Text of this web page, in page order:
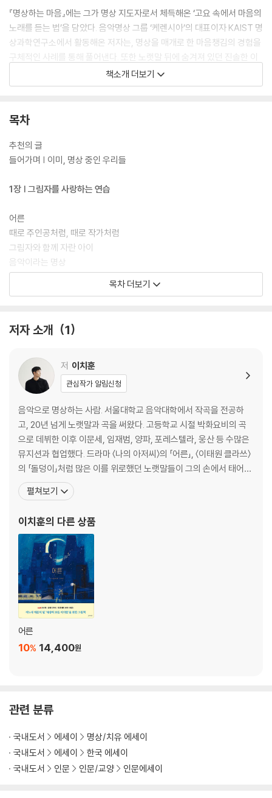
『명상하는 마음』에는 그가 명상 지도자로서 체득해온 ‘고요 속에서 마음의
노래를 듣는 법’을 담았다. 음악명상 그룹 ‘케렌시아’의 대표이자 KAIST 명
상과학연구소에서 활동해온 저자는, 명상을 매개로 한 마음챙김의 경험을
구체적인 사례를 통해 풀어낸다. 또한 노랫말 뒤에 숨겨져 있던 진솔한 이
야기와 함께, 일상에서 바로 실천 가능한 명상 방법을 제시한다. 특히 책에
는 저자가 직접 녹음한 명상 가이드와 ‘케렌시아’의 플레이리스트가 수록
있도록 구성했다. 쉴 새 없이 흔들리는 일상 속에서 중심을 잃어가는 이들
는 책이다.
그의 노랫말처럼 아름답고 단단하게 적혀 있다.” _최인아(최인아책방 대
“마음이 무너진 당신에게, 삶의 혜안을 원하는 당신에게
기꺼이 이 책을 권하고 싶습니다.” _곽정은(한양대학교 상담심리대학원
겸임교수, 작가)
책소개 더보기
목차
추천의 글
들어가며 | 이미, 명상 중인 우리들
1장 | 그림자를 사랑하는 연습
어른
때로 주인공처럼, 때로 작가처럼
그림자와 함께 자란 아이
음악이라는 명상
소풍객
어른이를 위한 자장가
2장 | 내 안의 고요에 가닿는 길
어쩌다, 명상 선생님
명상이라는 다의어
나에게로의 첫 질문
돌아와요, ‘지금 여기’에
잠시, 멈춰 설게요
자세만으로, 호흡만으로, 미소만으로
이름을 붙여주세요
미움 분해 공식
애씀 없는 노력
나를 기다리는 시간
마음을 마음만으로 어쩌지 못할 때
어떤 것도 내가 아니야
[명상 가이드 2] 본래의 나로 회복하기
3장 | 삶이 가르쳐준 명상법
너무 살고 싶을 때, 우리는 죽고 싶다 말합니다
나의 감정에 친절해지는 연습
오늘도 어제에 3분의 2를 베어 먹혔습니다
나의 케렌시아
무감각 인간이 목적은 아니었습니다만
목차 더보기
저자 소개 1
저 이치훈
관심작가 알림신청
음악으로 명상하는 사람. 서울대학교 음악대학에서 작곡을 전공하
고, 20년 넘게 노랫말과 곡을 써왔다. 고등학교 시절 박화요비의 곡
으로 데뷔한 이후 이문세, 임재범, 양파, 포레스텔라, 웅산 등 수많은
뮤지션과 협업했다. 드라마 〈나의 아저씨〉의 「어른」, 〈이태원 클라쓰〉
의 「돌덩이」처럼 많은 이를 위로했던 노랫말들이 그의 손에서 태어났
다. 오랜 시간 음악을 만들며 내면의 눈으로 자신과 세상을 들여다보
는 과정에서 자연스럽게 명상을 만났다. 이후 음악과 명상이 서로의
KAIST 명상과학연구소에서 연구 중인 하
펼쳐보기
이치훈의 다른 상품
어른
14,400원
10%
관련 분류
국내도서 에세이
명상/치유 에세이
국내도서
에세이
한국 에세이
국내도서
인문 인문/교양 인문에세이